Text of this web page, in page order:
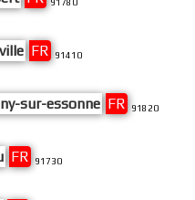
FR 91730
sur-essonne FR 91820
FR 91410
91780